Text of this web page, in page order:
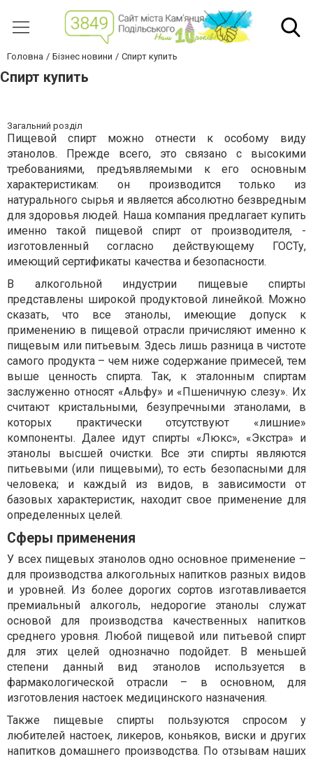
Головна Бізнес новини Спирт купить
Спирт купить
Загальний розділ
Пищевой спирт можно отнести к особому виду
этанолов. Прежде всего, это связано с высокими
требованиями, предъявляемыми к его основным
характеристикам: он производится только из
натурального сырья и является абсолютно безвредным
для здоровья людей. Наша компания предлагает купить
именно такой пищевой спирт от производителя, -
изготовленный согласно действующему ГОСТу,
имеющий сертификаты качества и безопасности.
В алкогольной индустрии пищевые спирты
представлены широкой продуктовой линейкой. Можно
сказать, что все этанолы, имеющие допуск к
применению в пищевой отрасли причисляют именно к
пищевым или питьевым. Здесь лишь разница в чистоте
самого продукта – чем ниже содержание примесей, тем
выше ценность спирта. Так, к эталонным спиртам
заслуженно относят «Альфу» и «Пшеничную слезу». Их
считают кристальными, безупречными этанолами, в
которых практически отсутствуют «лишние»
компоненты. Далее идут спирты «Люкс», «Экстра» и
этанолы высшей очистки. Все эти спирты являются
питьевыми (или пищевыми), то есть безопасными для
человека; и каждый из видов, в зависимости от
базовых характеристик, находит свое применение для
определенных целей.
Сферы применения
У всех пищевых этанолов одно основное применение –
для производства алкогольных напитков разных видов
и уровней. Из более дорогих сортов изготавливается
премиальный алкоголь, недорогие этанолы служат
основой для производства качественных напитков
среднего уровня. Любой пищевой или питьевой спирт
для этих целей однозначно подойдет. В меньшей
степени данный вид этанолов используется в
фармакологической отрасли – в основном, для
изготовления настоек медицинского назначения.
Также пищевые спирты пользуются спросом у
любителей настоек, ликеров, коньяков, виски и других
напитков домашнего производства. По отзывам наших